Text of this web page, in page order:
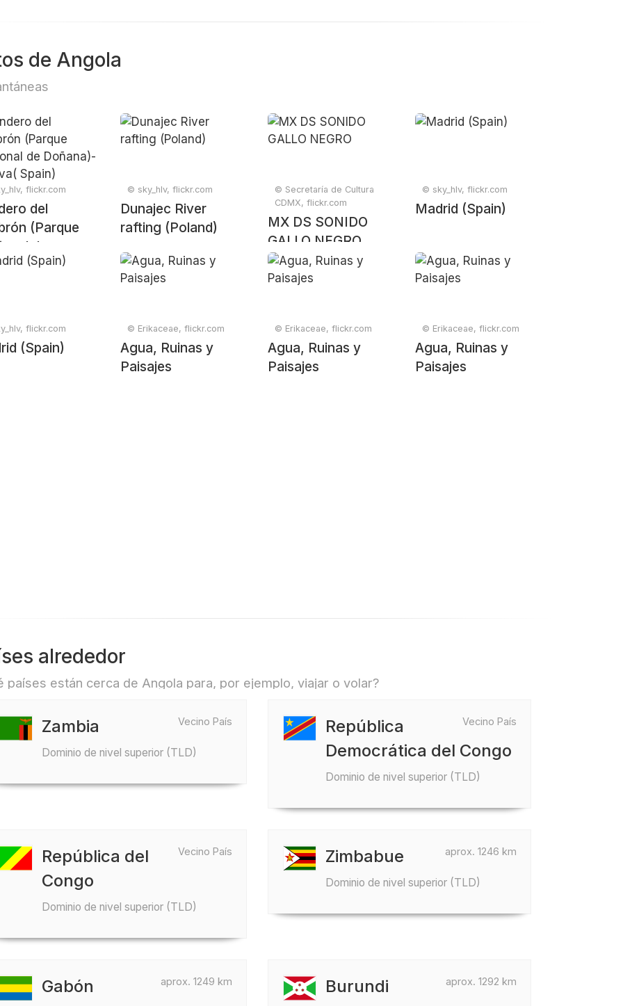
de Angola
flickr.com
del
(Parque
de
Huelva(
© sky_hlv, flickr.com
Dunajec River
rafting (Poland)
© Secretaría de Cultura
CDMX, flickr.com
MX DS SONIDO
GALLO NEGRO
© sky_hlv, flickr.com
Madrid (Spain)
flickr.com
(Spain)
© Erikaceae, flickr.com
Agua, Ruinas y
Paisajes
© Erikaceae, flickr.com
Agua, Ruinas y
Paisajes
© Erikaceae, flickr.com
Agua, Ruinas y
Paisajes
alrededor
países están cerca de Angola para, por ejemplo, viajar o volar?
Vecino País
Zambia
Dominio de nivel superior (TLD)
Vecino País
República
Democrática del Congo
Dominio de nivel superior (TLD)
Vecino País
República del
Congo
Dominio de nivel superior (TLD)
aprox. 1246 km
Zimbabue
Dominio de nivel superior (TLD)
aprox. 1249 km
Gabón aprox. 1292 km
Burundi